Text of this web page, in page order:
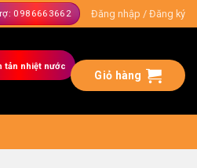
0986663662 Đăng nhập / Đăng ký
tản nhiệt nước
Giỏ hàng